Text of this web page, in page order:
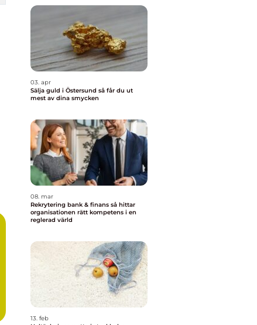
03. apr
Sälja guld i Östersund så får du ut
mest av dina smycken
08. mar
Rekrytering bank & finans så hittar
organisationen rätt kompetens i en
reglerad värld
13. feb